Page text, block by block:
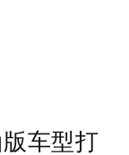
车型打